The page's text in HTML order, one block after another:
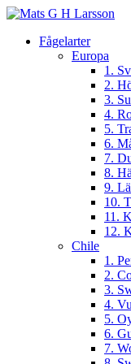
Fågelarter
Europa
1.
2.
3.
4.
5.
6.
7.
8.
9.
10.
11.
12.
Chile
1.
2.
3.
4.
5.
6.
7.